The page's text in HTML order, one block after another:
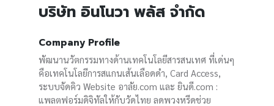
บริษัท อินโนวา พลัส จำกัด
Company Profile
พัฒนานวัตกรรมทางด้านเทคโนโลยีสารสนเทศ ที่เด่นๆ
คือเทคโนโลยีการสแกนเส้นเลือดดำ, Card Access,
ระบบจัดคิว Website อาลัย.com และ ยินดี.com :
แพลตฟอร์มดิจิทัลให้กับวัดไทย ลดพวงหรีดช่วย